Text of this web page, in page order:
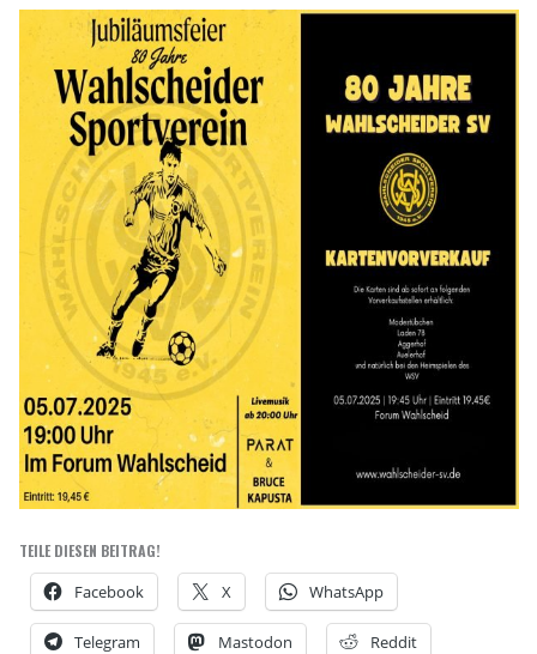
TEILE DIESEN BEITRAG!
Facebook X WhatsApp
Telegram Mastodon Reddit